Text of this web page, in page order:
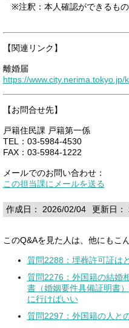
※注釈：本人確認ができるもの
【関連リンク】
離婚届
https://
【お問合せ先】
戸籍住民課 戸籍第一係
TEL：03-5984-4530
FAX：03-5984-1222
メールでのお問い合わせ：
この担当課にメールを送る
作成日： 2026/02/04 更新日：
このQ&Aを見た人は、他にもこ
質問2288：埋葬許可証は
質問2276：外国籍の結婚
書（婚姻要件具備証明書
に行けばいい
質問2297：外国籍の人と